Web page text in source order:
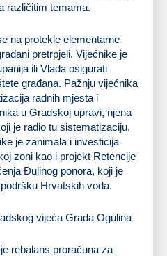
različitim temama.
na protekle elementarne
pretrpjeli. Vijećnike je
ili Vlada osigurati
građana. Pažnju vijećnika
radnih mjesta i
u Gradskoj upravi, njena
je radio tu sistematizaciju,
je zanimala i investicija
zoni kao i projekt Retencije
Đulinog ponora, koji je
Hrvatskih voda.
rebalans proračuna za